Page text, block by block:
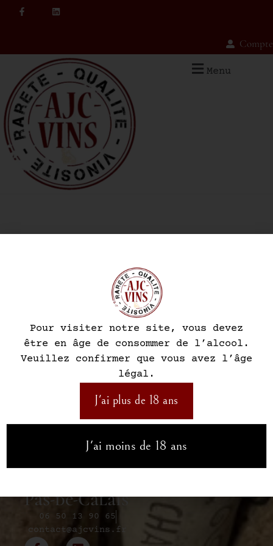
Compte
Menu
AJC VINS a bénéficié du
soutien financier de la
Région Hauts-de-France.
Vente de vin,
champagne et
spiritueux
Négociant en
Pas-de-Calais
06 50 13 90 65
contact@ajcvins.fr
Pour visiter notre site, vous devez
être en âge de consommer de l’alcool.
Veuillez confirmer que vous avez l’âge
légal.
J'ai plus de 18 ans
J'ai moins de 18 ans